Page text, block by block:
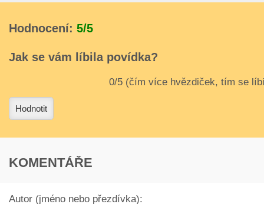
Hodnocení: 5/5
Jak se vám líbila povídka?
Hodnotit
KOMENTÁŘE
Autor (jméno nebo přezdívka):